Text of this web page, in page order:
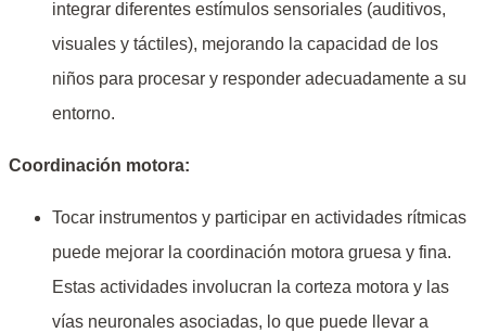
integrar diferentes estímulos sensoriales (auditivos,
visuales y táctiles), mejorando la capacidad de los
niños para procesar y responder adecuadamente a su
entorno.
Coordinación motora:
Tocar instrumentos y participar en actividades rítmicas
puede mejorar la coordinación motora gruesa y fina.
Estas actividades involucran la corteza motora y las
vías neuronales asociadas, lo que puede llevar a